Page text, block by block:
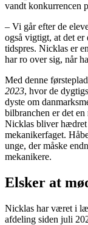
vandt konkurrencen
– Vi går efter de
også vigtigt, at det
tidspres. Nicklas er
har ro over sig, når
Med denne
2023, hvor de
dyste om
bilbranchen er det
Nicklas bliver hædret
mekanikerfaget.
unge, der måske
mekanikere.
Elsker at
Nicklas har været i
afdeling siden juli